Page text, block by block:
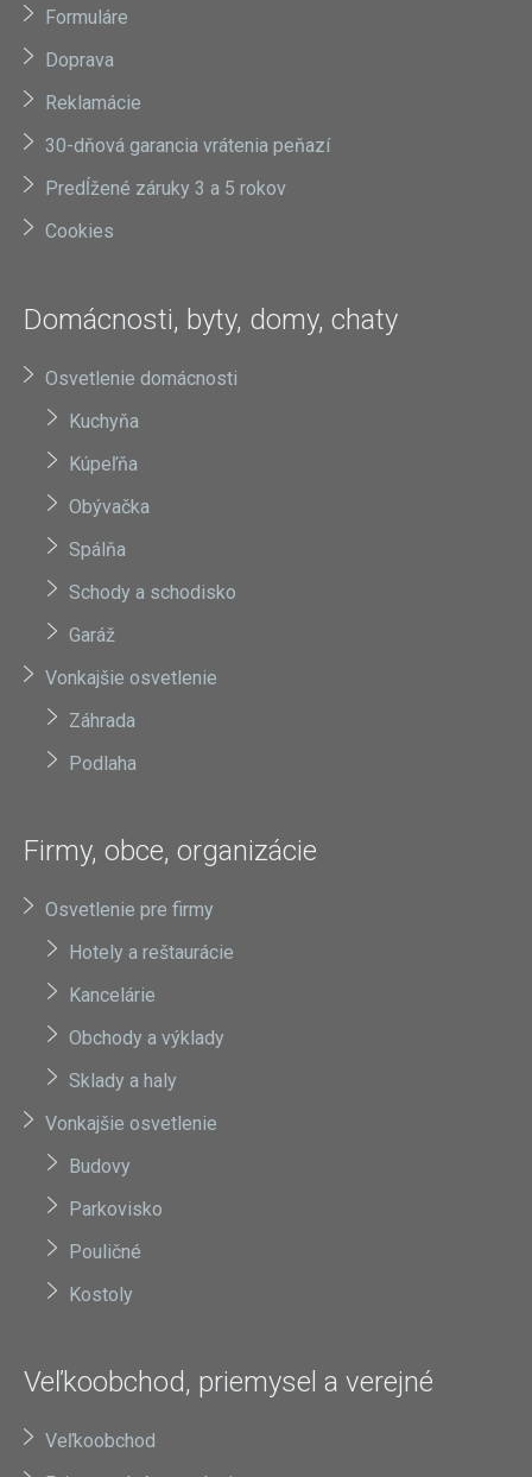
Formuláre
Doprava
Reklamácie
30-dňová garancia vrátenia peňazí
Predĺžené záruky 3 a 5 rokov
Cookies
Domácnosti, byty, domy, chaty
Osvetlenie domácnosti
Kuchyňa
Kúpeľňa
Obývačka
Spálňa
Schody a schodisko
Garáž
Vonkajšie osvetlenie
Záhrada
Podlaha
Firmy, obce, organizácie
Osvetlenie pre firmy
Hotely a reštaurácie
Kancelárie
Obchody a výklady
Sklady a haly
Vonkajšie osvetlenie
Budovy
Parkovisko
Pouličné
Kostoly
Veľkoobchod, priemysel a verejné
Veľkoobchod